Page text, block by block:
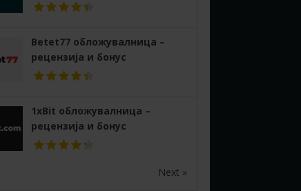
Betet77 обложувалница –
рецензија и бонус
1xBit обложувалница –
рецензија и бонус
Next »